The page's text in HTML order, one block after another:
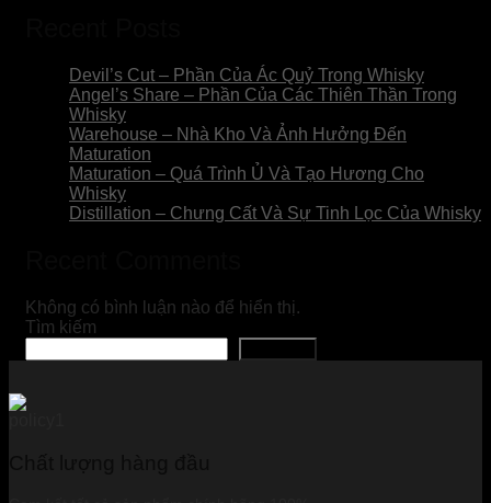
Devil’s Cut – Phần Của Ác Quỷ Trong Whisky
Angel’s Share – Phần Của Các Thiên Thần Trong
Whisky
Warehouse – Nhà Kho Và Ảnh Hưởng Đến
Maturation
Maturation – Quá Trình Ủ Và Tạo Hương Cho
Whisky
Distillation – Chưng Cất Và Sự Tinh Lọc Của Whisky
Không có bình luận nào để hiển thị.
Tìm kiếm